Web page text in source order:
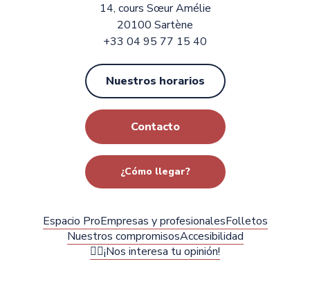
14, cours Sœur Amélie
20100 Sartène
+33 04 95 77 15 40
Nuestros horarios
Contacto
¿Cómo llegar?
Espacio ProEmpresas y profesionalesFolletos
Nuestros compromisosAccesibilidad
✍🏻¡Nos interesa tu opinión!